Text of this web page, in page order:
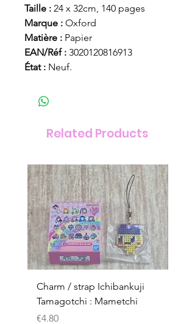
Taille : 24 x 32cm, 140 pages
Marque : Oxford
Matière : Papier
EAN/Réf : 3020120816913
État : Neuf.
Related Products
Charm / strap Ichibankuji
Tamagotchi : Mametchi
Price
€4.80